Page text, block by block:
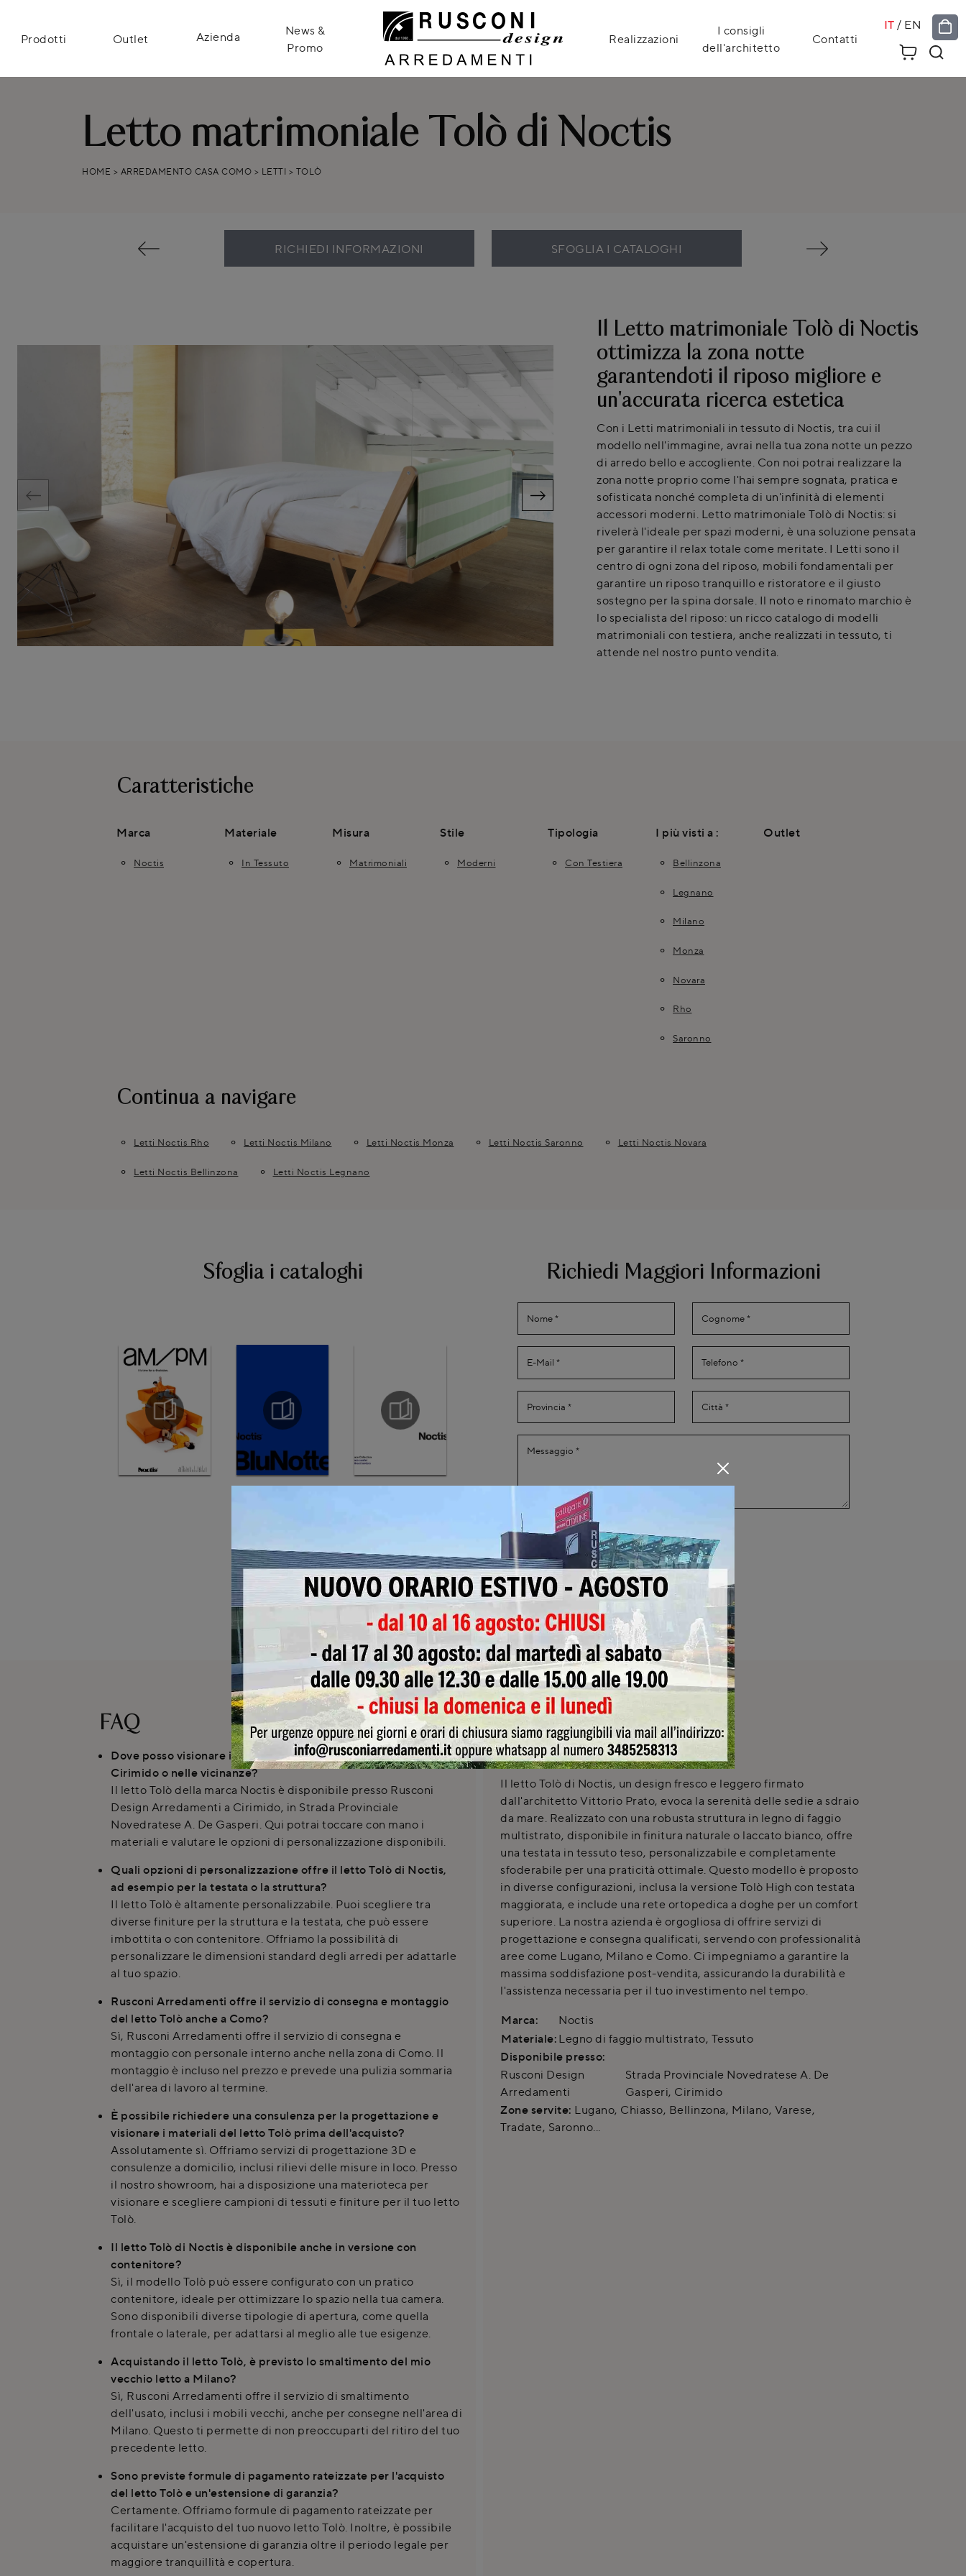
Prodotti Outlet Azienda
News &
Promo
Realizzazioni
I consigli
dell'architetto
Contatti
IT / EN
Letto matrimoniale Tolò di Noctis
HOME > ARREDAMENTO CASA COMO > LETTI > TOLÒ
RICHIEDI INFORMAZIONI SFOGLIA I CATALOGHI
Il Letto matrimoniale Tolò di Noctis
ottimizza la zona notte
garantendoti il riposo migliore e
un'accurata ricerca estetica
Con i Letti matrimoniali in tessuto di Noctis, tra cui il
modello nell'immagine, avrai nella tua zona notte un pezzo
di arredo bello e accogliente. Con noi potrai realizzare la
zona notte proprio come l'hai sempre sognata, pratica e
sofisticata nonché completa di un'infinità di elementi
accessori moderni. Letto matrimoniale Tolò di Noctis: si
rivelerà l'ideale per spazi moderni, è una soluzione pensata
per garantire il relax totale come meritate. I Letti sono il
centro di ogni zona del riposo, mobili fondamentali per
garantire un riposo tranquillo e ristoratore e il giusto
sostegno per la spina dorsale. Il noto e rinomato marchio è
lo specialista del riposo: un ricco catalogo di modelli
matrimoniali con testiera, anche realizzati in tessuto, ti
attende nel nostro punto vendita.
Caratteristiche
Marca
Noctis
Materiale
In Tessuto
Misura
Matrimoniali
Stile
Moderni
Tipologia
Con Testiera
I più visti a :
Bellinzona
Legnano
Milano
Monza
Novara
Rho
Saronno
Outlet
Continua a navigare
Letti Noctis Rho Letti Noctis Milano Letti Noctis Monza Letti Noctis Saronno Letti Noctis Novara
Letti Noctis Bellinzona Letti Noctis Legnano
Sfoglia i cataloghi Richiedi Maggiori Informazioni
Ho preso visione dellaPrivacy Policy
Invia
FAQ
Dove posso visionare il letto matrimoniale Tolò di Noctis a
Cirimido o nelle vicinanze?
Il letto Tolò della marca Noctis è disponibile presso Rusconi
Design Arredamenti a Cirimido, in Strada Provinciale
Novedratese A. De Gasperi. Qui potrai toccare con mano i
materiali e valutare le opzioni di personalizzazione disponibili.
Quali opzioni di personalizzazione offre il letto Tolò di Noctis,
ad esempio per la testata o la struttura?
Il letto Tolò è altamente personalizzabile. Puoi scegliere tra
diverse finiture per la struttura e la testata, che può essere
imbottita o con contenitore. Offriamo la possibilità di
personalizzare le dimensioni standard degli arredi per adattarle
al tuo spazio.
Rusconi Arredamenti offre il servizio di consegna e montaggio
del letto Tolò anche a Como?
Sì, Rusconi Arredamenti offre il servizio di consegna e
montaggio con personale interno anche nella zona di Como. Il
montaggio è incluso nel prezzo e prevede una pulizia sommaria
dell'area di lavoro al termine.
È possibile richiedere una consulenza per la progettazione e
visionare i materiali del letto Tolò prima dell'acquisto?
Assolutamente sì. Offriamo servizi di progettazione 3D e
consulenze a domicilio, inclusi rilievi delle misure in loco. Presso
il nostro showroom, hai a disposizione una materioteca per
visionare e scegliere campioni di tessuti e finiture per il tuo letto
Tolò.
Il letto Tolò di Noctis è disponibile anche in versione con
contenitore?
Sì, il modello Tolò può essere configurato con un pratico
contenitore, ideale per ottimizzare lo spazio nella tua camera.
Sono disponibili diverse tipologie di apertura, come quella
frontale o laterale, per adattarsi al meglio alle tue esigenze.
Acquistando il letto Tolò, è previsto lo smaltimento del mio
vecchio letto a Milano?
Sì, Rusconi Arredamenti offre il servizio di smaltimento
dell'usato, inclusi i mobili vecchi, anche per consegne nell'area di
Milano. Questo ti permette di non preoccuparti del ritiro del tuo
precedente letto.
Sono previste formule di pagamento rateizzate per l'acquisto
del letto Tolò e un'estensione di garanzia?
Certamente. Offriamo formule di pagamento rateizzate per
facilitare l'acquisto del tuo nuovo letto Tolò. Inoltre, è possibile
acquistare un'estensione di garanzia oltre il periodo legale per
maggiore tranquillità e copertura.
SCHEDA TECNICA
Tolò
Il letto Tolò di Noctis, un design fresco e leggero firmato
dall'architetto Vittorio Prato, evoca la serenità delle sedie a sdraio
da mare. Realizzato con una robusta struttura in legno di faggio
multistrato, disponibile in finitura naturale o laccato bianco, offre
una testata in tessuto teso, personalizzabile e completamente
sfoderabile per una praticità ottimale. Questo modello è proposto
in diverse configurazioni, inclusa la versione Tolò High con testata
maggiorata, e include una rete ortopedica a doghe per un comfort
superiore. La nostra azienda è orgogliosa di offrire servizi di
progettazione e consegna qualificati, servendo con professionalità
aree come Lugano, Milano e Como. Ci impegniamo a garantire la
massima soddisfazione post-vendita, assicurando la durabilità e
l'assistenza necessaria per il tuo investimento nel tempo.
Marca:
Noctis
Materiale: Legno di faggio multistrato, Tessuto
Disponibile presso:
Rusconi Design
Arredamenti
Strada Provinciale Novedratese A. De
Gasperi, Cirimido
Zone servite: Lugano, Chiasso, Bellinzona, Milano, Varese,
Tradate, Saronno...